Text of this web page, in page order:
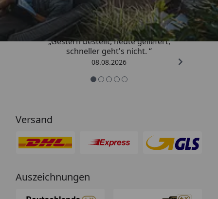
4,81/ 5
„Gestern bestellt, heute geliefert,
schneller geht's nicht. “
08.08.2026
Versand
Auszeichnungen